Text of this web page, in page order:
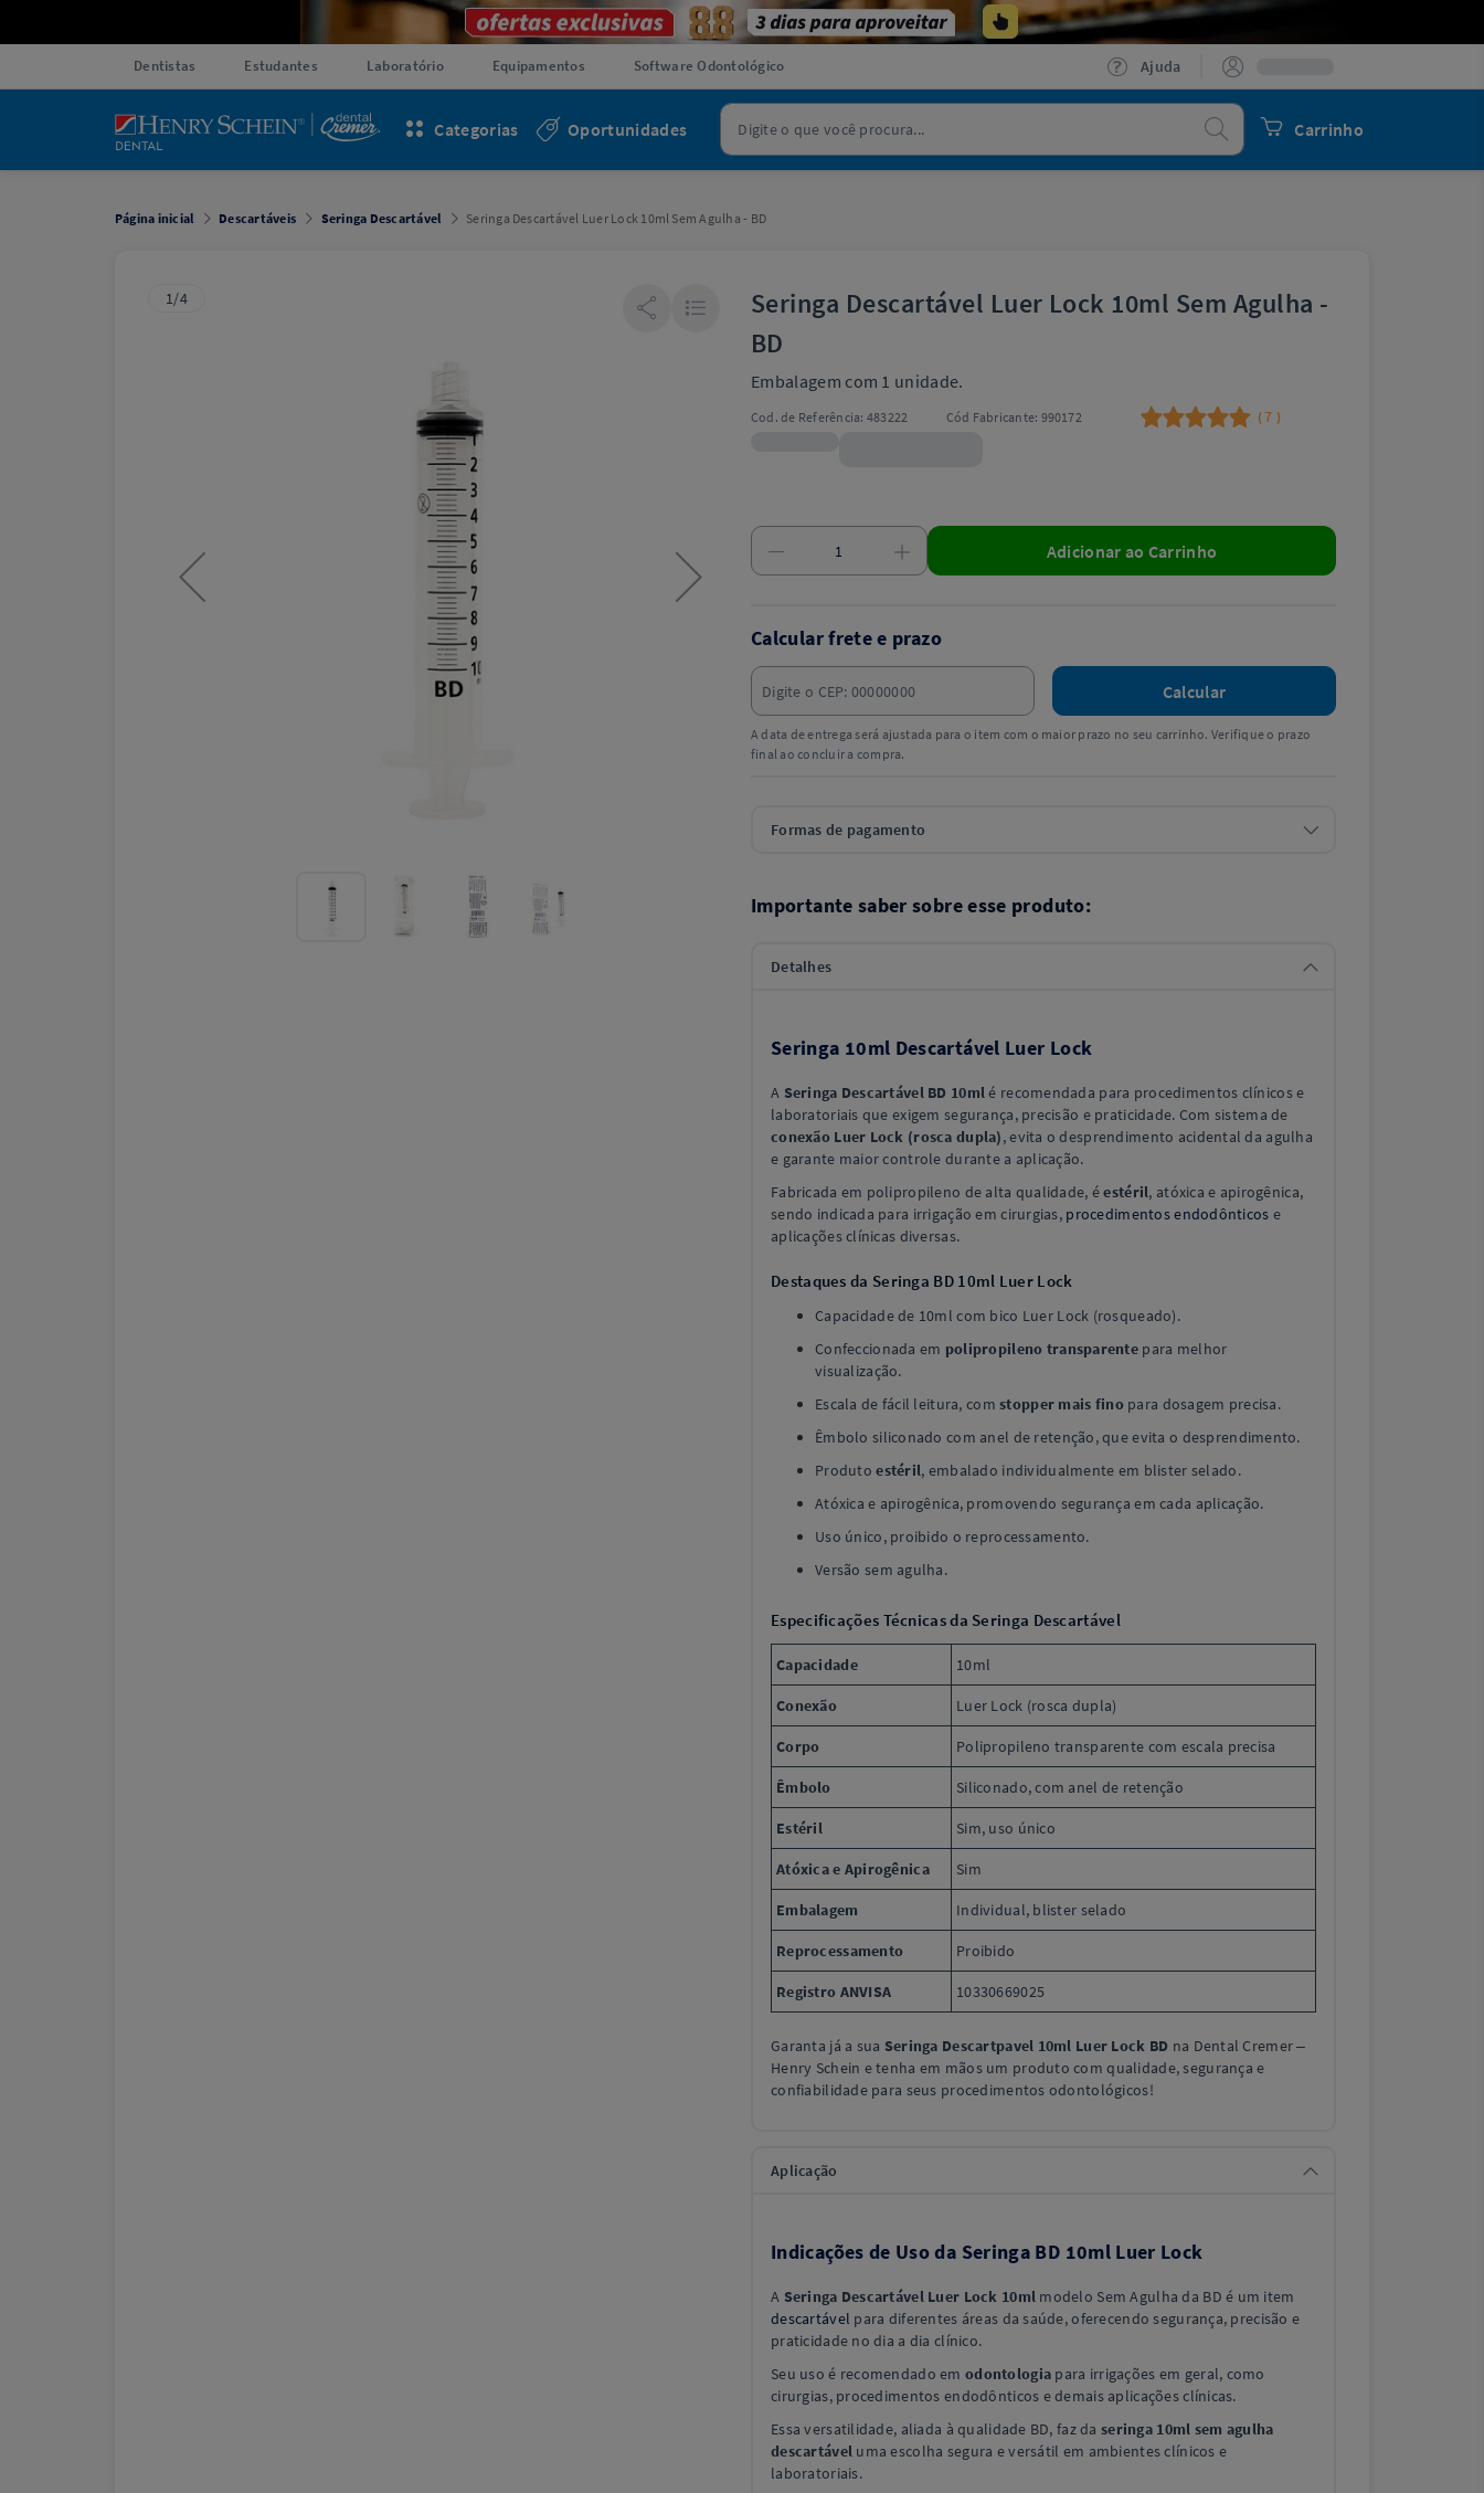
Dentistas Estudantes Laboratório Equipamentos Software Odontológico Ajuda
Carrinho
Procurar
Oportunidades
Categorias
Página inicial Descartáveis Seringa Descartável Seringa Descartável Luer Lock 10ml Sem Agulha - BD
1/4
Seringa Descartável Luer Lock 10ml Sem Agulha -
BD
Embalagem com 1 unidade.
Cod. de Referência: 483222 Cód Fabricante: 990172 (7 )
Adicionar ao Carrinho
Calcular frete e prazo
Calcular
A data de entrega será ajustada para o item com o maior prazo no seu carrinho. Verifique o prazo
final ao concluir a compra.
Formas de pagamento
Importante saber sobre esse produto:
Detalhes
Seringa 10ml Descartável Luer Lock
A Seringa Descartável BD 10mlé recomendada para procedimentos clínicos e
laboratoriais que exigem segurança, precisão e praticidade. Com sistema de
conexão Luer Lock (rosca dupla), evita o desprendimento acidental da agulha
e garante maior controle durante a aplicação.
Fabricada em polipropileno de alta qualidade, éestéril, atóxica e apirogênica,
sendo indicada para irrigação em cirurgias, procedimentos endodônticos e
aplicações clínicas diversas.
Destaques da Seringa BD 10ml Luer Lock
Capacidade de 10ml com bico Luer Lock (rosqueado).
Confeccionada em polipropileno transparente para melhor
visualização.
Escala de fácil leitura, comstopper mais finopara dosagem precisa.
Êmbolo siliconado com anel de retenção, que evita o desprendimento.
Produtoestéril, embalado individualmente em blister selado.
Atóxica e apirogênica, promovendo segurança em cada aplicação.
Uso único, proibido o reprocessamento.
Versão sem agulha.
Especificações Técnicas da Seringa Descartável
Capacidade 10ml
Conexão Luer Lock (rosca dupla)
Corpo Polipropileno transparente com escala precisa
Êmbolo Siliconado, com anel de retenção
Estéril Sim, uso único
Atóxica e Apirogênica Sim
Embalagem Individual, blister selado
Reprocessamento Proibido
Registro ANVISA 10330669025
Garanta já a sua Seringa Descartpavel 10ml Luer Lock BD na Dental Cremer –
Henry Schein e tenha em mãos um produto com qualidade, segurança e
confiabilidade para seus procedimentos odontológicos!
Aplicação
Indicações de Uso da Seringa BD 10ml Luer Lock
A Seringa Descartável Luer Lock 10ml modelo Sem Agulha da BD é um item
descartável para diferentes áreas da saúde, oferecendo segurança, precisão e
praticidade no dia a dia clínico.
Seu uso é recomendado em odontologia para irrigações em geral, como
cirurgias, procedimentos endodônticos e demais aplicações clínicas.
Essa versatilidade, aliada à qualidade BD, faz da seringa 10ml sem agulha
descartável uma escolha segura e versátil em ambientes clínicos e
laboratoriais.